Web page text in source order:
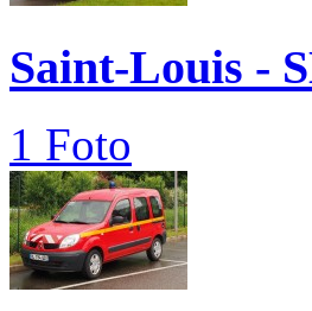
Saint-Louis -
1 Foto